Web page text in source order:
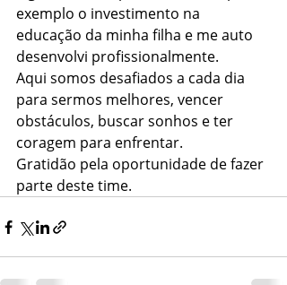
exemplo o investimento na
educação da minha filha e me auto
desenvolvi profissionalmente.
Aqui somos desafiados a cada dia
para sermos melhores, vencer
obstáculos, buscar sonhos e ter
coragem para enfrentar.
Gratidão pela oportunidade de fazer
parte deste time.